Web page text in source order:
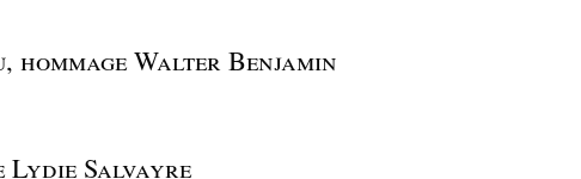
hommage Walter Benjamin
Lydie Salvayre